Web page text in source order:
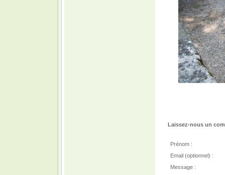
Laissez-nous un
Prénom :
Email (optionnel) :
Message :